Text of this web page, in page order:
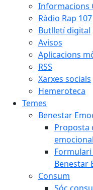
Informacions
Ràdio Rap 107
Butlletí digital
Avisos
Aplicacions
RSS
Xarxes socials
Hemeroteca
Temes
Benestar
Proposta
emocional
Benestar
Consum